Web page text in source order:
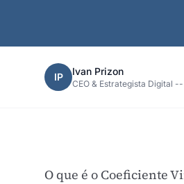
IP Ivan Prizon
CEO & Estrategista Digital
O que é o Coeficiente